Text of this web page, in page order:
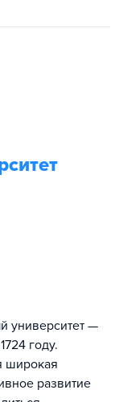
университет —
году.
широкая
развитие